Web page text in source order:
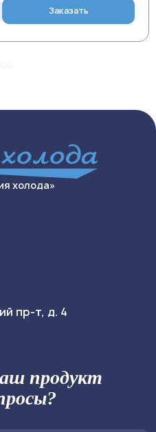
Заказать
холода»
пр-т, д. 4
продукт